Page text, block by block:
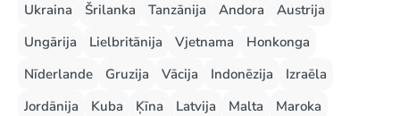
Ukraina
Šrilanka Tanzānija Andora
Austrija
Ungārija
Lielbritānija Vjetnama
Honkonga
Nīderlande
Gruzija Vācija Indonēzija
Izraēla
Jordānija
Kuba Ķīna Latvija Malta
Maroka